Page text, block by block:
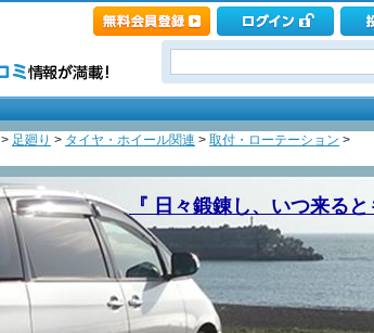
> 足廻り > タイヤ・ホイール関連 > 取付・ローテーション >
『 日々鍛錬し、いつ来る